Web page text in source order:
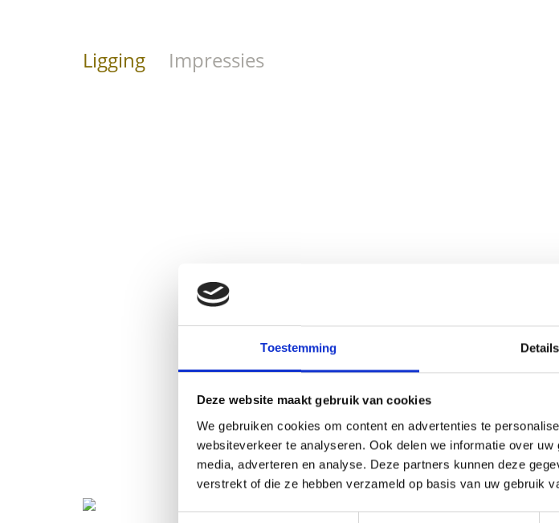
Toestemming Details
Deze website maakt gebruik van cookies
We gebruiken cookies om content en advertenties te
websiteverkeer te analyseren. Ook delen we informatie over
media, adverteren en analyse. Deze partners kunnen deze
verstrekt of die ze hebben verzameld op basis van uw gebruik
Ligging Impressies